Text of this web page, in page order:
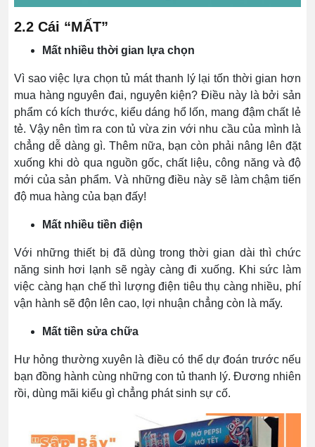
2.2 Cái “MẤT”
Mất nhiều thời gian lựa chọn
Vì sao việc lựa chọn tủ mát thanh lý lại tốn thời gian hơn
mua hàng nguyên đai, nguyên kiện? Điều này là bởi sản
phẩm có kích thước, kiểu dáng hổ lốn, mang đậm chất lẻ
tẻ. Vậy nên tìm ra con tủ vừa zin với nhu cầu của mình là
chẳng dễ dàng gì. Thêm nữa, bạn còn phải nâng lên đặt
xuống khi dò qua nguồn gốc, chất liệu, công năng và độ
mới của sản phẩm. Và những điều này sẽ làm chậm tiến
độ mua hàng của bạn đấy!
Mất nhiều tiền điện
Với những thiết bị đã dùng trong thời gian dài thì chức
năng sinh hơi lạnh sẽ ngày càng đi xuống. Khi sức làm
việc càng hạn chế thì lượng điện tiêu thụ càng nhiều, phí
vận hành sẽ độn lên cao, lợi nhuận chẳng còn là mấy.
Mất tiền sửa chữa
Hư hỏng thường xuyên là điều có thể dự đoán trước nếu
bạn đồng hành cùng những con tủ thanh lý. Đương nhiên
rồi, dùng mãi kiểu gì chẳng phát sinh sự cố.